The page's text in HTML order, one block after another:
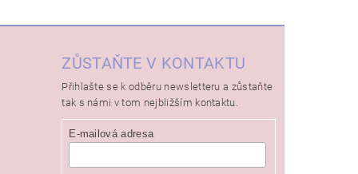
ZŮSTAŇTE V KONTAKTU
Přihlašte se k odběru newsletteru a zůstaňte
tak s námi v tom nejbližším kontaktu.
E-mailová adresa